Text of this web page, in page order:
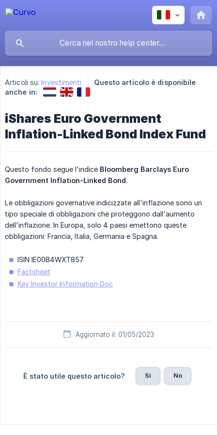
Articoli su: Investimenti
Questo articolo è disponibile
anche in:
iShares Euro Government
Inflation-Linked Bond Index Fund
Questo fondo segue l'indice Bloomberg Barclays Euro
Government Inflation-Linked Bond.
Le obbligazioni governative indicizzate all'inflazione sono un
tipo speciale di obbligazioni che proteggono dall'aumento
dell'inflazione. In Europa, solo 4 paesi emettono queste
obbligazioni: Francia, Italia, Germania e Spagna.
ISIN IE00B4WXT857
Factsheet
Key Investor Information Doc
Aggiornato il: 01/05/2023
È stato utile questo articolo? Sì No